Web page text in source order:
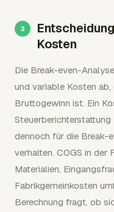
Kosten
Die Break-even-
und variable Kosten
Bruttogewinn ist. Ein
Steuerberichterstattung
dennoch für die Break-
verhalten. COGS in der
Materialien,
Fabrikgemeinkosten
Berechnung fragt, ob